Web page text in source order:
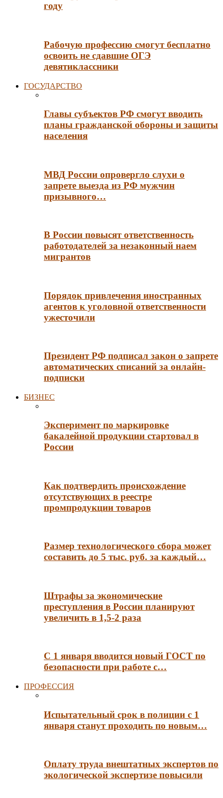
году
Рабочую профессию смогут бесплатно
освоить не сдавшие ОГЭ
девятиклассники
ГОСУДАРСТВО
Главы субъектов РФ смогут вводить
планы гражданской обороны и защиты
населения
МВД России опровергло слухи о
запрете выезда из РФ мужчин
призывного…
В России повысят ответственность
работодателей за незаконный наем
мигрантов
Порядок привлечения иностранных
агентов к уголовной ответственности
ужесточили
Президент РФ подписал закон о запрете
автоматических списаний за онлайн-
подписки
БИЗНЕС
Эксперимент по маркировке
бакалейной продукции стартовал в
России
Как подтвердить происхождение
отсутствующих в реестре
промпродукции товаров
Размер технологического сбора может
составить до 5 тыс. руб. за каждый…
Штрафы за экономические
преступления в России планируют
увеличить в 1,5-2 раза
С 1 января вводится новый ГОСТ по
безопасности при работе с…
ПРОФЕССИЯ
Испытательный срок в полиции с 1
января станут проходить по новым…
Оплату труда внештатных экспертов по
экологической экспертизе повысили